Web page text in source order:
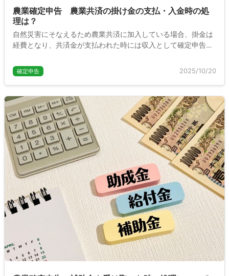
農業確定申告 農業共済の掛け金の支払・入金時の処
理は？
自然災害にそなえるため農業共済に加入している場合、掛金は
経費となり、共済金が支払われた時には収入として確定申告を
確定申告の処理について説明します。
確定申告 2025/10/20